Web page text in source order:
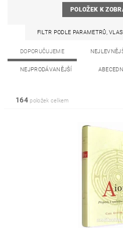
POLOŽEK K
FILTR PODLE PARAMETRŮ,
DOPORUČUJEME
NEJPRODÁVANĚJŠÍ
164položek celkem